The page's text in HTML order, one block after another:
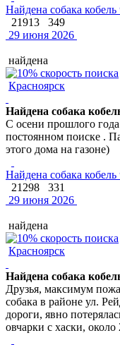
Найдена собака
21913
349
29 июня 2026
найдена
Красноярск
Найдена собака
С осени прошлого года
постоянном поиске .
этого дома на газоне)
Найдена собака
21298
331
29 июня 2026
найдена
Красноярск
Найдена собака
Друзья, максимум
собака в районе ул.
дороги, явно
овчарки с хаски, около